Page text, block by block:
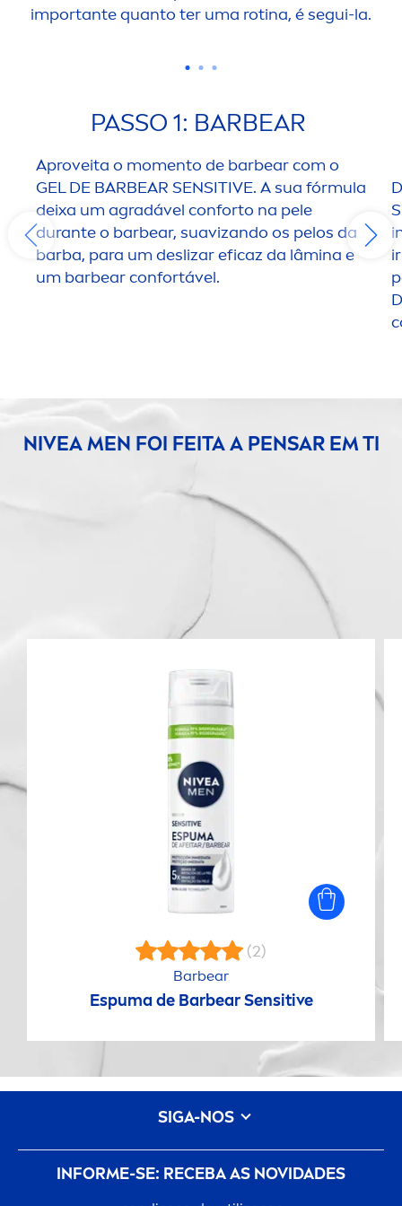
importante quanto ter uma rotina, é segui-la.
PASSO 1: BARBEAR
Aproveita o momento de barbear com o
GEL DE BARBEAR SENSITIVE. A sua fórmula
deixa um agradável conforto na pele
durante o barbear, suavizando os pelos da
barba, para um deslizar eficaz da lâmina e
um barbear confortável.
NIVEA MEN FOI FEITA A PENSAR EM TI
hidratante - Alivio instantâneo da
irritação da pele.
Completa a tua rotina de rosto e barbear com
os seguintes produtos:
(2)
Barbear
Espuma de BarbearSensitive
INFORME-SE: RECEBA AS NOVIDADES
SIGA-NOS